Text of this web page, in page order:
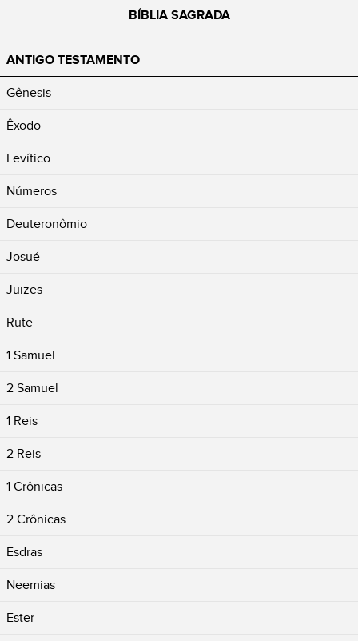
BÍBLIA SAGRADA
ANTIGO TESTAMENTO
Gênesis
Êxodo
Levítico
Números
Deuteronômio
Josué
Juizes
Rute
1 Samuel
2 Samuel
1 Reis
2 Reis
1 Crônicas
2 Crônicas
Esdras
Neemias
Ester